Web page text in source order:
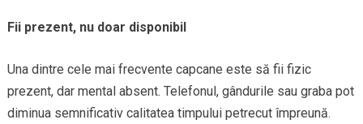
Fii prezent, nu doar disponibil
Una dintre cele mai frecvente capcane este să fii fizic
prezent, dar mental absent. Telefonul, gândurile sau graba pot
diminua semnificativ calitatea timpului petrecut împreună.